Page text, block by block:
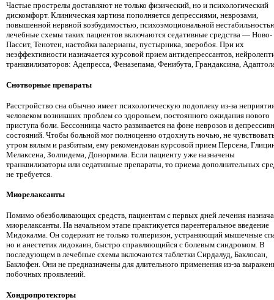
Частые прострелы доставляют не только физический, но и психологический
дискомфорт. Клиническая картина пополняется депрессиями, неврозами,
повышенной нервной возбудимостью, психоэмоциональной
лечебные схемы таких пациентов включаются седативные средства — Ново-
Пассит, Тенотен, настойки валерианы, пустырника, зверобоя. При их
неэффективности назначается курсовой прием антидепрессантов,
транквилизаторов: Адепресса, Феназепама, Фенибута, Грандаксина,
Снотворные препараты
Расстройство сна обычно имеет психологическую подоплеку из-за
человеком возникших проблем со здоровьем, постоянного ожидания нового
приступа боли. Бессонница часто развивается на фоне неврозов и
состояний. Чтобы больной мог полноценно отдохнуть ночью, не
утром вялым и разбитым, ему рекомендован курсовой прием Персена,
Мелаксена, Золпидема, Донормила. Если пациенту уже назначены
транквилизаторы или седативные препараты, то приема дополнительных
не требуется.
Миорелаксанты
Помимо обезболивающих средств, пациентам с первых дней лечения
миорелаксанты. На начальном этапе практикуется парентеральное введение
Мидокалма. Он содержит не только толперизон, устраняющий мышечные
но и анестетик лидокаин, быстро справляющийся с болевым синдромом. В
последующем в лечебные схемы включаются таблетки Сирдалуд, Баклосан,
Баклофен. Они не предназначены для длительного применения из-за
побочных проявлений.
Хондропротекторы